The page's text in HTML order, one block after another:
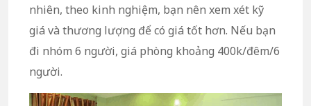
nhiên, theo kinh nghiệm, bạn nên xem xét kỹ
giá và thương lượng để có giá tốt hơn. Nếu bạn
đi nhóm 6 người, giá phòng khoảng 400k/đêm/6
người.